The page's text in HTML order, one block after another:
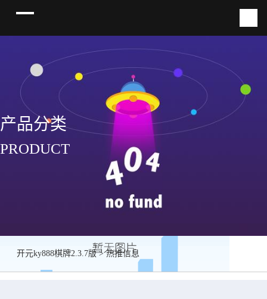
产品分类
PRODUCT
开元ky888棋牌2.3.7版>热推信息